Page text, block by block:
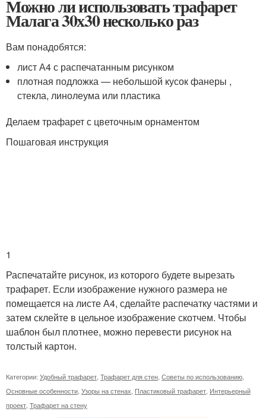
Можно ли использовать трафарет
Малага 30х30 несколько раз
Вам понадобятся:
лист А4 с распечатанным рисунком
плотная подложка — небольшой кусок фанеры ,
стекла, линолеума или пластика
Делаем трафарет с цветочным орнаментом
Пошаговая инструкция
1
Распечатайте рисунок, из которого будете вырезать
трафарет. Если изображение нужного размера не
помещается на листе А4, сделайте распечатку частями и
затем склейте в цельное изображение скотчем. Чтобы
шаблон был плотнее, можно перевести рисунок на
толстый картон.
Категории: Удобный трафарет Трафарет для стен Советы по использованию
Основные особенности Узоры на стенах Пластиковый трафарет Интерьерный
проект Трафарет на стену